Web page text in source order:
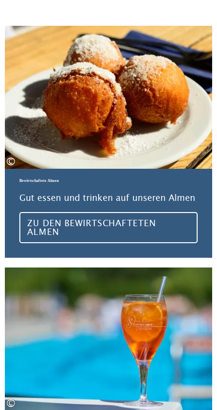
©
Bewirtschaftete Almen
Gut essen und trinken auf unseren Almen
ZU DEN BEWIRTSCHAFTETEN
ALMEN
©